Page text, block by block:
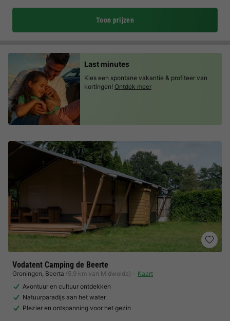
Toon prijzen
Vodatent Camping de Beerte
Groningen, Beerta (5,9 km van Midwolda)
Kaart
Avontuur en cultuur ontdekken
Natuurparadijs aan het water
Plezier en ontspanning voor het gezin
Last minutes
Kies een spontane vakantie & profiteer van
kortingen! Ontdek meer